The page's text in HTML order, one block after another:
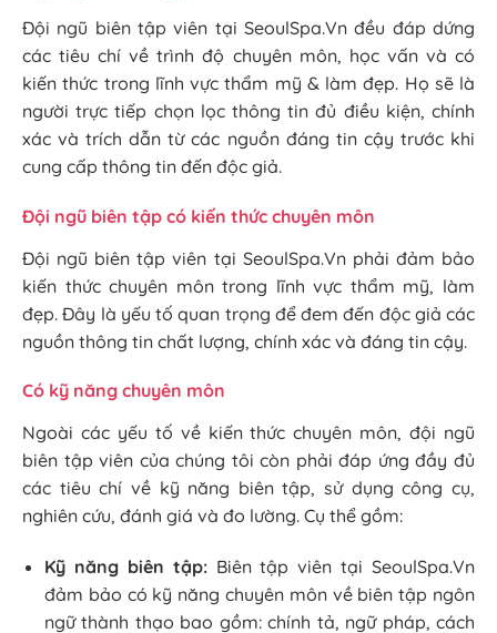
Đội ngũ biên tập viên tại SeoulSpa.Vn đều đáp dứng
các tiêu chí về trình độ chuyên môn, học vấn và có
kiến thức trong lĩnh vực thẩm mỹ & làm đẹp. Họ sẽ là
người trực tiếp chọn lọc thông tin đủ điều kiện, chính
xác và trích dẫn từ các nguồn đáng tin cậy trước khi
cung cấp thông tin đến độc giả.
Đội ngũ biên tập có kiến thức chuyên môn
Đội ngũ biên tập viên tại SeoulSpa.Vn phải đảm bảo
kiến thức chuyên môn trong lĩnh vực thẩm mỹ, làm
đẹp. Đây là yếu tố quan trọng để đem đến độc giả các
nguồn thông tin chất lượng, chính xác và đáng tin cậy.
Có kỹ năng chuyên môn
Ngoài các yếu tố về kiến thức chuyên môn, đội ngũ
biên tập viên của chúng tôi còn phải đáp ứng đầy đủ
các tiêu chí về kỹ năng biên tập, sử dụng công cụ,
nghiên cứu, đánh giá và đo lường. Cụ thể gồm:
Kỹ năng biên tập:Biên tập viên tại SeoulSpa.Vn
đảm bảo có kỹ năng chuyên môn về biên tập ngôn
ngữ thành thạo bao gồm: chính tả, ngữ pháp, cách